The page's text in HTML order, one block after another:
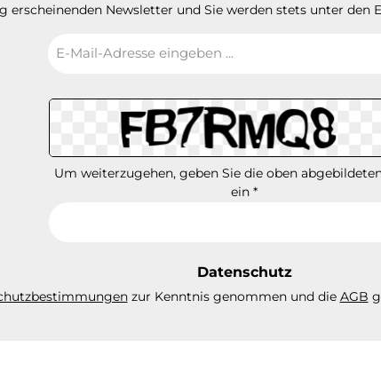
erscheinenden Newsletter und Sie werden stets unter
Mail-
*
Um weiterzugehen, geben Sie die oben
ein *
Datenschutz
zur Kenntnis genommen und die AGB